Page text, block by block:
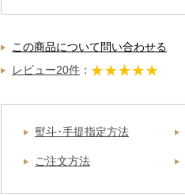
熨斗･手提指定方法
ご注文方法
この商品について問い合わせる
レビュー20件 ：